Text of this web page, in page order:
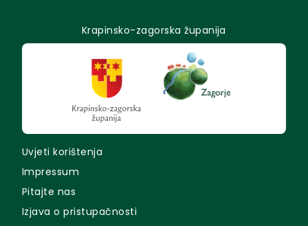
Krapinsko-zagorska županija
Uvjeti korištenja
Impressum
Pitajte nas
Izjava o pristupačnosti